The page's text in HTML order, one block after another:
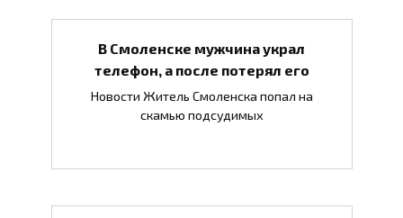
В Смоленске мужчина украл
телефон, а после потерял его
Новости Житель Смоленска попал на
скамью подсудимых